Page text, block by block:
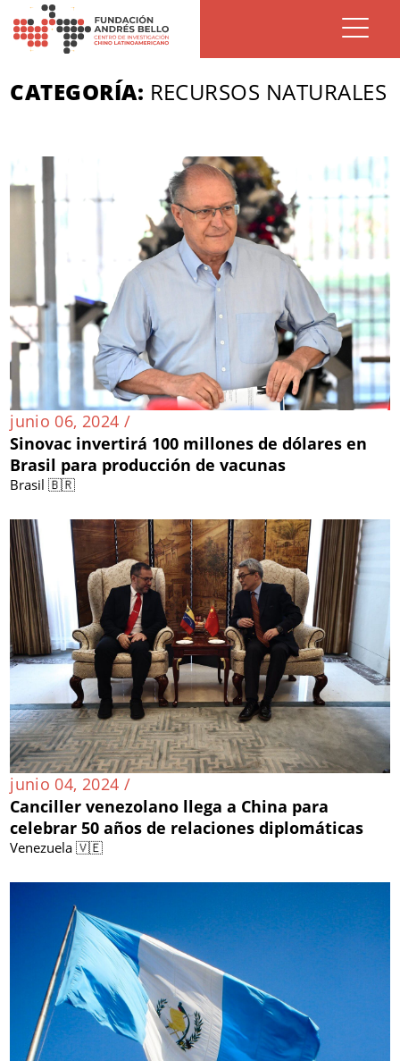
CATEGORÍA: RECURSOS NATURALES
junio 06, 2024 /
Sinovac invertirá 100 millones de dólares en
Brasil para producción de vacunas
Brasil 🇧🇷
junio 04, 2024 /
Canciller venezolano llega a China para
celebrar 50 años de relaciones diplomáticas
Venezuela 🇻🇪